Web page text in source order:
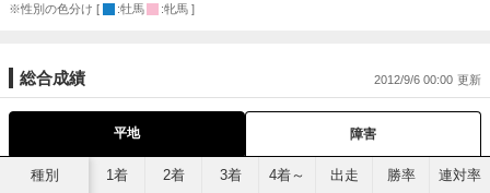
※性別の色分け [ :牡馬 :牝馬 ]
総合成績 2012/9/6 00:00
平地 障害
種別 1着 2着 3着 4着～ 出走 勝率 連対率